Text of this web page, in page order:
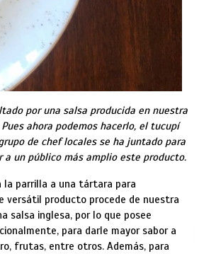
por una salsa producida en nuestra
ahora podemos hacerlo, el tucupí
de chef locales se ha juntado para
un público más amplio este producto.
la parrilla a una tártara para
versátil producto procede de nuestra
salsa inglesa, por lo que posee
para darle mayor sabor a
frutas, entre otros. Además, para